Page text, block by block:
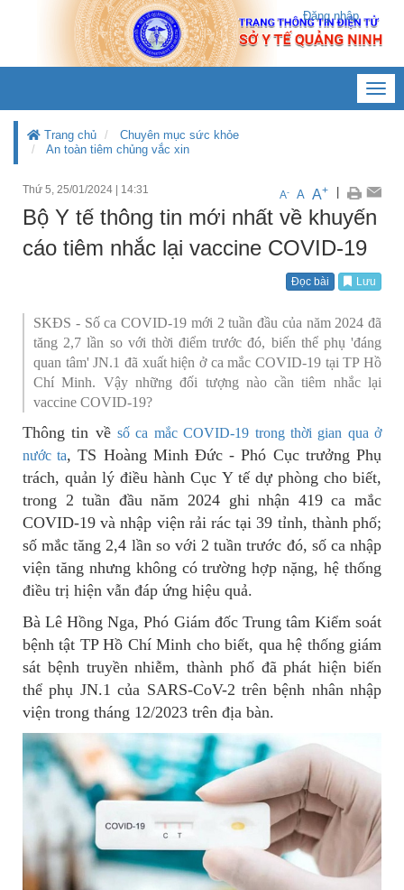
Đăng nhập
Trang chủ
Chuyên mục sức khỏe
An toàn tiêm chủng vắc xin
Thứ 5, 25/01/2024 14:31 A- A A+
Bộ Y tế thông tin mới nhất về khuyến
cáo tiêm nhắc lại vaccine COVID-19
Đọc bài Lưu
SKĐS - Số ca COVID-19 mới 2 tuần đầu của năm 2024 đã
tăng 2,7 lần so với thời điểm trước đó, biến thể phụ 'đáng
quan tâm' JN.1 đã xuất hiện ở ca mắc COVID-19 tại TP Hồ
Chí Minh. Vậy những đối tượng nào cần tiêm nhắc lại
vaccine COVID-19?
Thông tin vềsố ca mắc COVID-19 trong thời gian qua ở
nước ta, TS Hoàng Minh Đức - Phó Cục trưởng Phụ
trách, quản lý điều hành Cục Y tế dự phòng cho biết,
trong 2 tuần đầu năm 2024 ghi nhận 419 ca mắc
COVID-19 và nhập viện rải rác tại 39 tỉnh, thành phố;
số mắc tăng 2,4 lần so với 2 tuần trước đó, số ca nhập
viện tăng nhưng không có trường hợp nặng, hệ thống
điều trị hiện vẫn đáp ứng hiệu quả.
Bà Lê Hồng Nga, Phó Giám đốc Trung tâm Kiểm soát
bệnh tật TP Hồ Chí Minh cho biết, qua hệ thống giám
sát bệnh truyền nhiễm, thành phố đã phát hiện biến
thể phụ JN.1 của SARS-CoV-2 trên bệnh nhân nhập
viện trong tháng 12/2023 trên địa bàn.